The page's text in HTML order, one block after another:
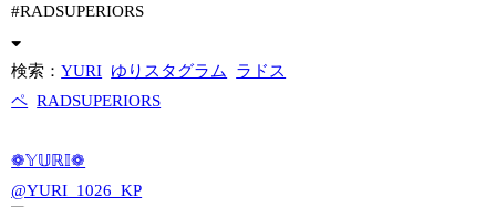
#RADSUPERIORS
検索：YURI ゆりスタグラム
ラドス
ペ RADSUPERIORS
❁𝕐𝕌ℝ𝕀❁
@YURI_1026_KP